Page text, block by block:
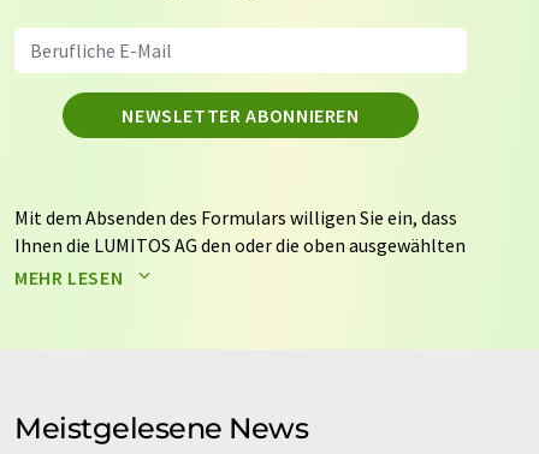
NEWSLETTER ABONNIEREN
Mit dem Absenden des Formulars willigen Sie ein, dass
Ihnen die LUMITOS AG den oder die oben ausgewählten
Newsletter per E-Mail zusendet. Ihre Daten werden
auf Basis unsererDatenschutzerklärung. LUMITOS darf
Meinungsforschung per E-Mail kontaktieren. Ihre
Einwilligung können Sie jederzeit ohne Angabe von
MEHR LESEN
Meistgelesene News